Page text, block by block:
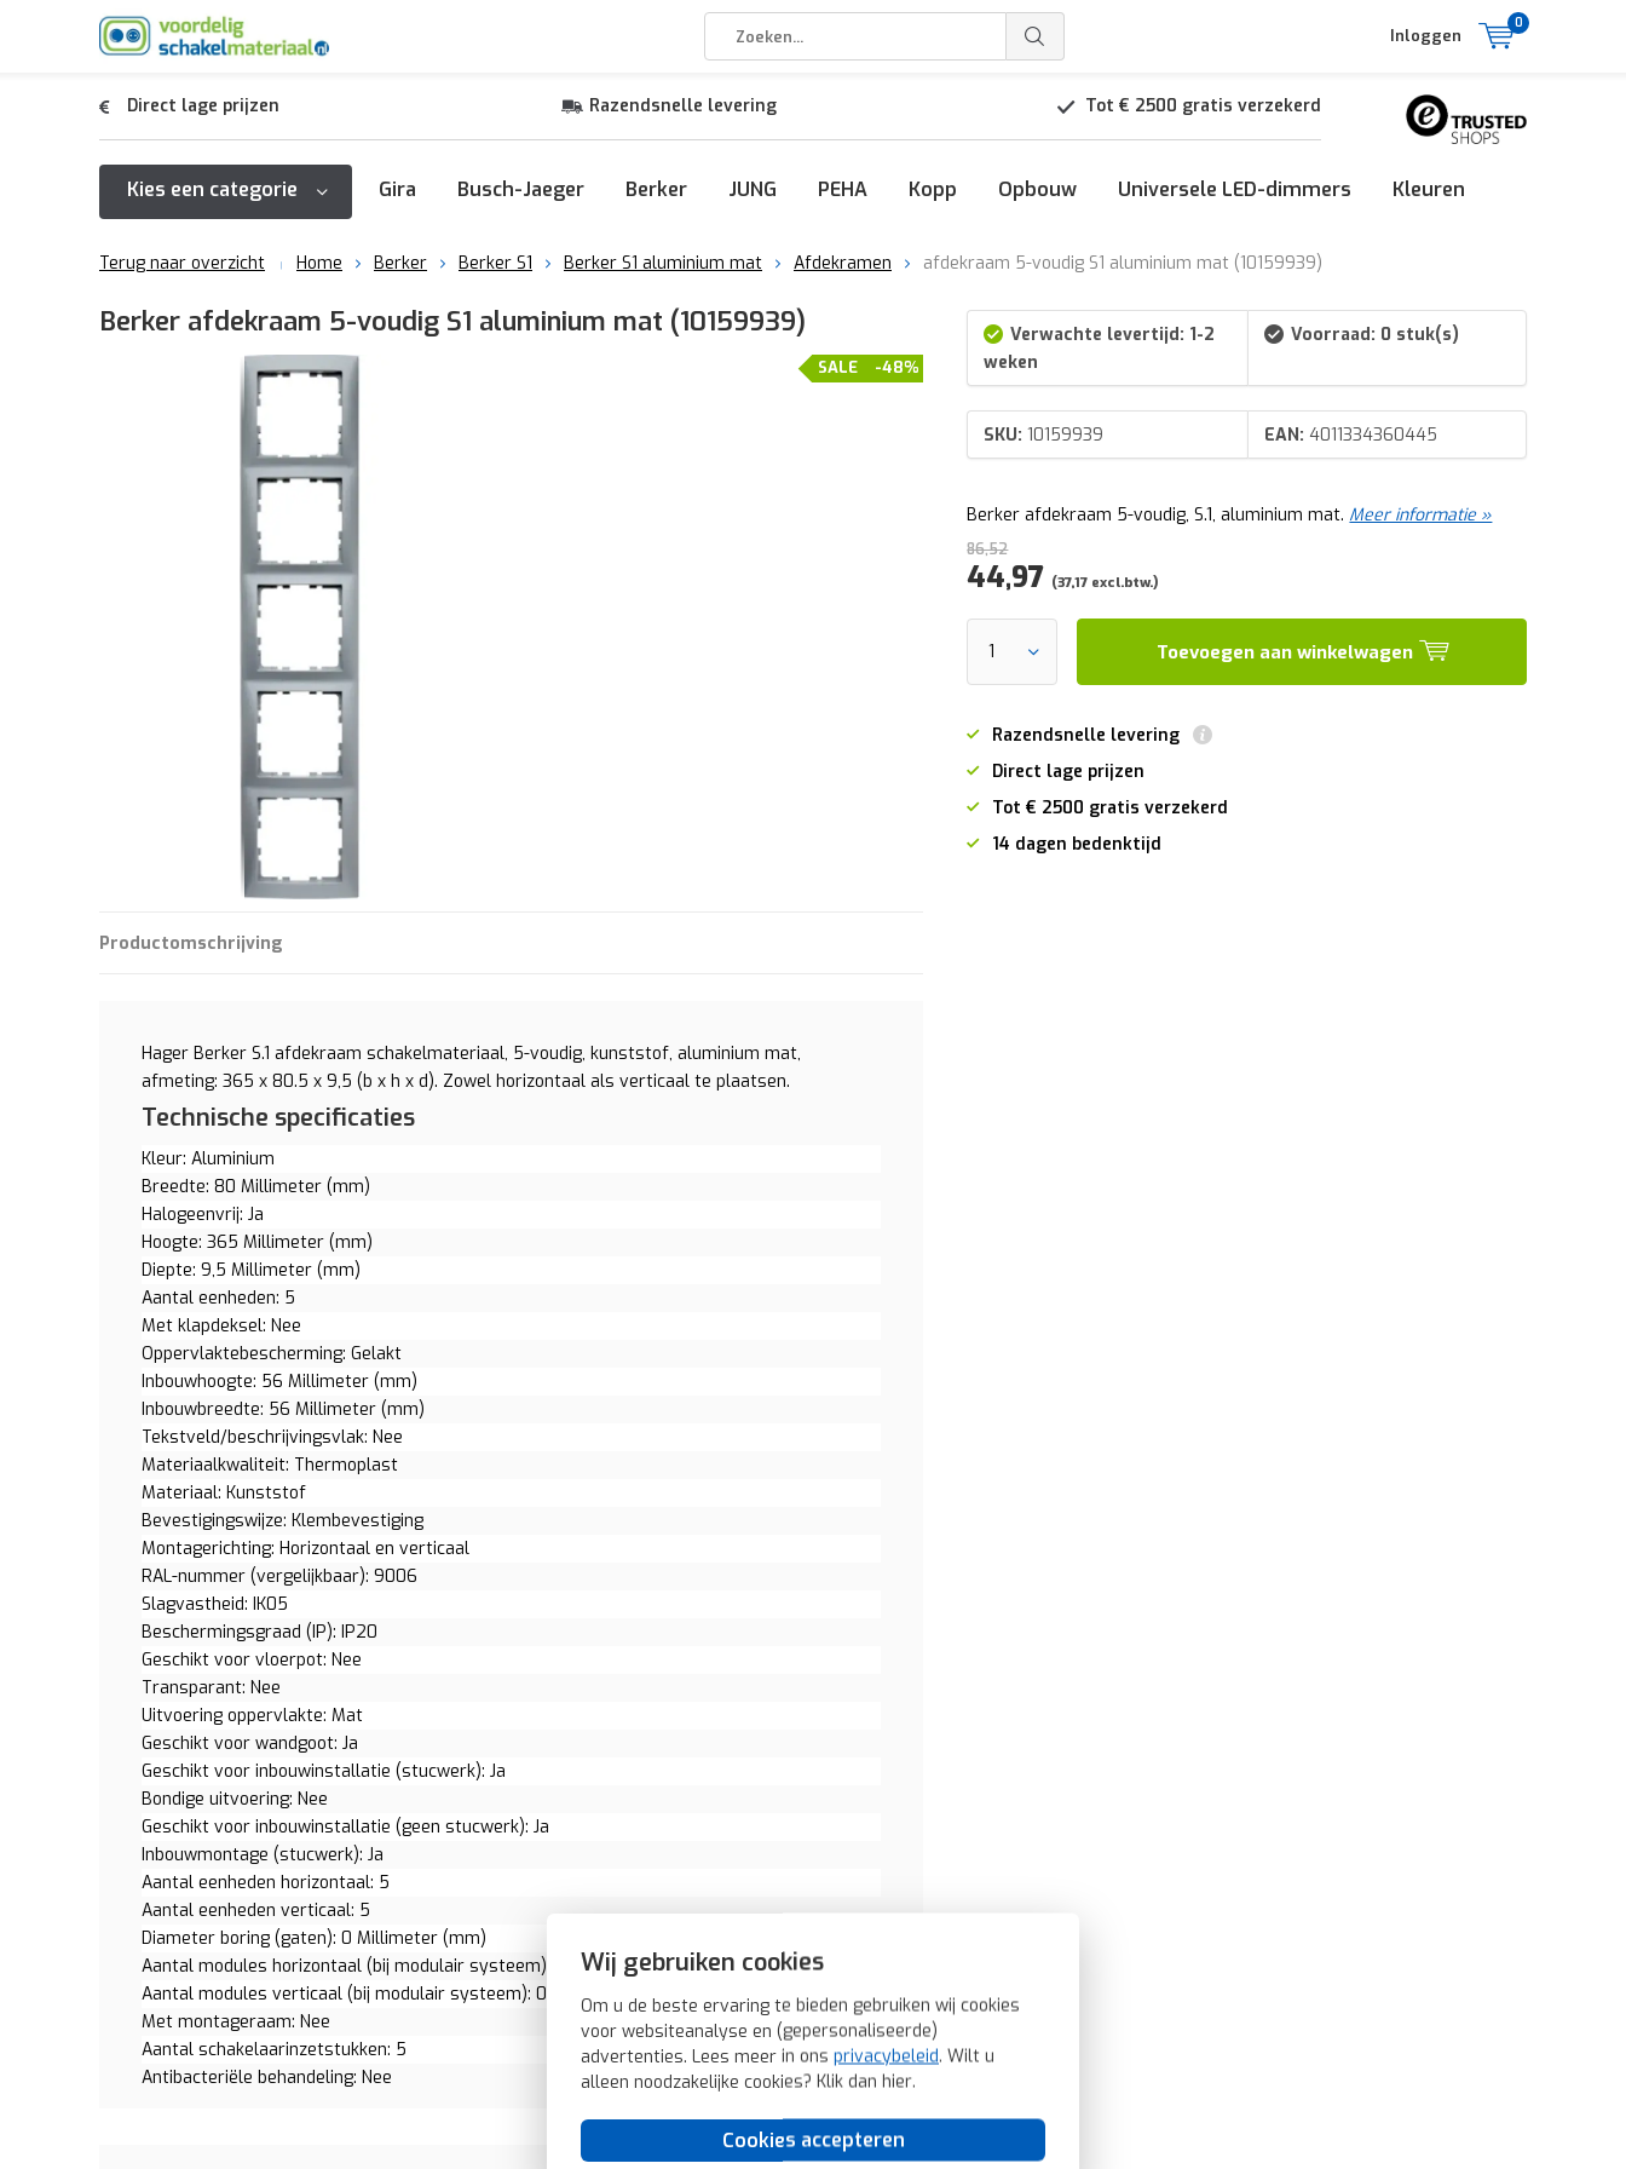
Wij gebruiken cookies
Om u de beste ervaring te bieden gebruiken wij cookies
voor websiteanalyse en (gepersonaliseerde)
advertenties. Lees meer in ons privacybeleid. Wilt u
alleen noodzakelijke cookies? Klik dan hier.
Cookies accepteren
Inloggen
0
Direct lage prijzen Razendsnelle levering Tot € 2500 gratis verzekerd
Kies een categorie Gira Busch-Jaeger Berker JUNG PEHA Kopp Opbouw Universele LED-dimmers Kleuren
Terug naar overzicht Home Berker Berker S1 Berker S1 aluminium mat Afdekramen afdekraam 5-voudig S1 aluminium mat (10159939)
Berker afdekraam 5-voudig S1 aluminium mat (10159939)
-48%
SALE
Verwachte levertijd: 1-2
weken
Voorraad: 0 stuk(s)
SKU: 10159939 EAN: 4011334360445
Berker afdekraam 5-voudig, S.1, aluminium mat. Meer informatie »
86,52
44,97 (37,17 excl.btw.)
Toevoegen aan winkelwagen
Razendsnelle levering
Direct lage prijzen
Tot € 2500 gratis verzekerd
14 dagen bedenktijd
Productomschrijving
Hager Berker S.1 afdekraam schakelmateriaal, 5-voudig, kunststof, aluminium mat,
afmeting: 365 x 80.5 x 9,5 (b x h x d). Zowel horizontaal als verticaal te plaatsen.
Technische specificaties
Kleur: Aluminium
Breedte: 80 Millimeter (mm)
Halogeenvrij: Ja
Hoogte: 365 Millimeter (mm)
Diepte: 9,5 Millimeter (mm)
Aantal eenheden: 5
Met klapdeksel: Nee
Oppervlaktebescherming: Gelakt
Inbouwhoogte: 56 Millimeter (mm)
Inbouwbreedte: 56 Millimeter (mm)
Tekstveld/beschrijvingsvlak: Nee
Materiaalkwaliteit: Thermoplast
Materiaal: Kunststof
Bevestigingswijze: Klembevestiging
Montagerichting: Horizontaal en verticaal
RAL-nummer (vergelijkbaar): 9006
Slagvastheid: IK05
Beschermingsgraad (IP): IP20
Geschikt voor vloerpot: Nee
Transparant: Nee
Uitvoering oppervlakte: Mat
Geschikt voor wandgoot: Ja
Geschikt voor inbouwinstallatie (stucwerk): Ja
Bondige uitvoering: Nee
Geschikt voor inbouwinstallatie (geen stucwerk): Ja
Inbouwmontage (stucwerk): Ja
Aantal eenheden horizontaal: 5
Aantal eenheden verticaal: 5
Diameter boring (gaten): 0 Millimeter (mm)
Aantal modules horizontaal (bij modulair systeem): 0
Aantal modules verticaal (bij modulair systeem): 0
Met montageraam: Nee
Aantal schakelaarinzetstukken: 5
Antibacteriële behandeling: Nee